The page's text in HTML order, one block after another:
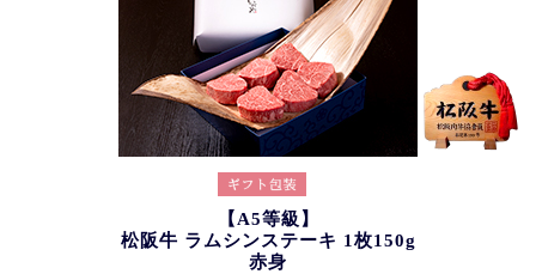
【A5等級】
松阪牛 ラムシンステーキ 1枚150g
赤身